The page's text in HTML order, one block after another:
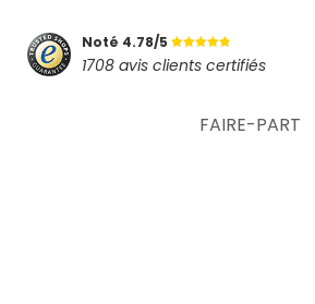
Noté 4.78/5
1708 avis clients certifiés
FAIRE-PART